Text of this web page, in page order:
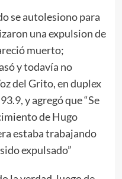
se autolesiono para
una expulsion de
muerto;
y todavía no
del Grito, en duplex
y agregó que “Se
de Hugo
estaba trabajando
expulsado”